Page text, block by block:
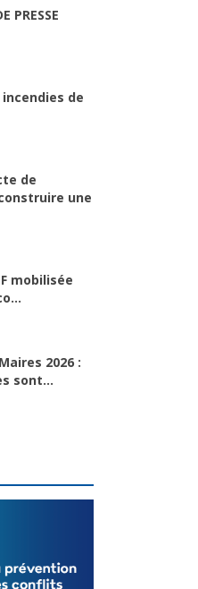
PRESSE
de
de
une
mobilisée
2026 :
sont...